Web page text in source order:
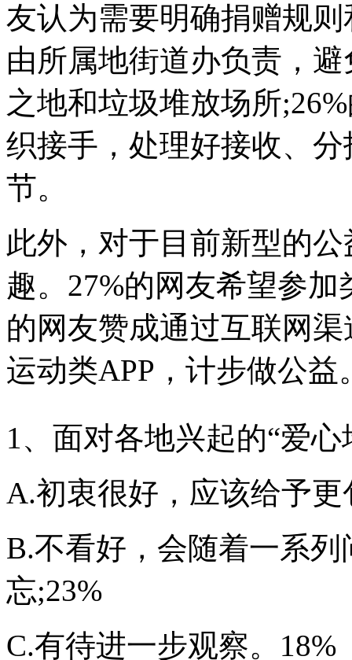
友认为需要明确捐赠规
由所属地街道办负责，
之地和垃圾堆放场所
织接手，处理好接收、
节。
此外，对于目前新型的
趣。27%的网友希望参加
的网友赞成通过互联网
运动类APP，计步做公益
1、面对各地兴起的“爱心
A.初衷很好，应该给予
B.不看好，会随着一系
忘;23%
C.有待进一步观察。18%